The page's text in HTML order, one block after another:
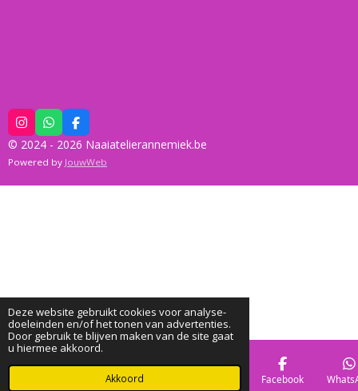
Deze website gebruikt cookies voor analyse-
doeleinden en/of het tonen van advertenties.
Door gebruik te blijven maken van de site gaat
u hiermee akkoord.
Akkoord
I
n
s
t
g
W
h
a
t
A
F
a
c
e
o
© 2024 - 2026 Naaiatelierannemiek.be
Powered by JouwWeb
Telefoonnummer Facebook